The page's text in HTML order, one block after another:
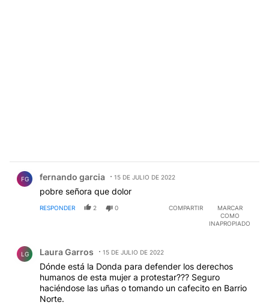
FG fernando garcia 15 DE JULIO DE 2022
pobre señora que dolor
RESPONDER 2 0 COMPARTIR
MARCAR
COMO
INAPROPIADO
LG Laura Garros 15 DE JULIO DE 2022
Dónde está la Donda para defender los derechos
humanos de esta mujer a protestar??? Seguro
haciéndose las uñas o tomando un cafecito en Barrio
Norte.